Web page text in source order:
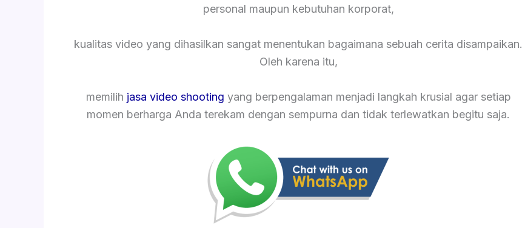
personal maupun kebutuhan korporat,
kualitas video yang dihasilkan sangat menentukan bagaimana sebuah cerita disampaikan.
Oleh karena itu,
memilih jasa video shooting yang berpengalaman menjadi langkah krusial agar setiap
momen berharga Anda terekam dengan sempurna dan tidak terlewatkan begitu saja.